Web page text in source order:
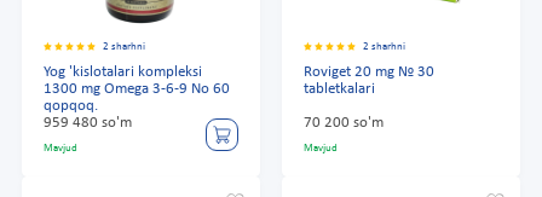
2 sharhni
Yog 'kislotalari kompleksi
1300 mg Omega 3-6-9 No 60
qopqoq.
959 480 so'm
Mavjud
2 sharhni
Roviget 20 mg № 30
tabletkalari
70 200 so'm
Mavjud